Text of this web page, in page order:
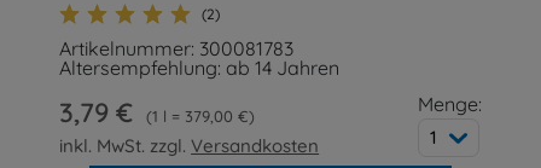
(2)
Artikelnummer: 300081783
Altersempfehlung: ab 14 Jahren
3,79 € 1 l = 379,00 €
inkl. MwSt. zzgl.Versandkosten
Menge:
1